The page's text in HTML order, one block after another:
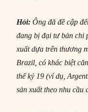
Hỏi: Ông đã đề cập
đang bị đại tư bản chi
xuất dựa trên thương
Brazil, có khác biệt
thế kỷ 19 (ví dụ,
sản xuất theo nhu cầu